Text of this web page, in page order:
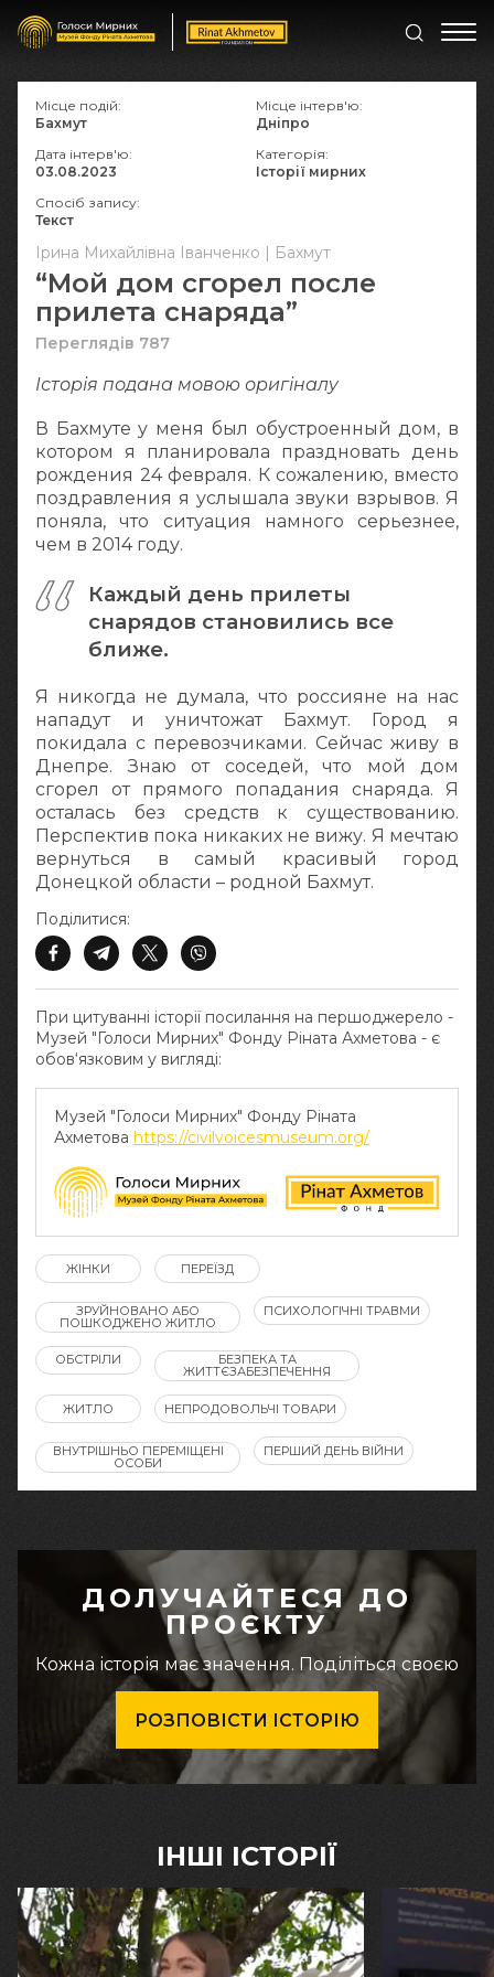
Ірина Михайлівна Іванченко | Бахмут
“Мой дом сгорел после
прилета снаряда”
Переглядів 787
Історія подана мовою оригіналy
В Бахмуте у меня был обустроенный дом, в
котором я планировала праздновать день
рождения 24 февраля. К сожалению, вместо
поздравления я услышала звуки взрывов. Я
поняла, что ситуация намного серьезнее,
чем в 2014 году.
Каждый день прилеты
снарядов становились все
ближе.
Я никогда не думала, что россияне на нас
нападут и уничтожат Бахмут. Город я
покидала с перевозчиками. Сейчас живу в
Днепре. Знаю от соседей, что мой дом
сгорел от прямого попадания снаряда. Я
осталась без средств к существованию.
Перспектив пока никаких не вижу. Я мечтаю
вернуться в самый красивый город
Донецкой области – родной Бахмут.
При цитуванні історії посилання на першоджерело -
Музей "Голоси Мирних" Фонду Ріната Ахметова - є
обов‘язковим у вигляді:
Музей "Голоси Мирних" Фонду Ріната
Ахметова https://civilvoicesmuseum.org/
Поділитися:
Місце подій:
Бахмут
Місце інтерв'ю:
Дніпро
Дата інтерв'ю:
03.08.2023
Категорія:
Історії мирних
Спосіб запису:
Текст
ЖІНКИ ПЕРЕЇЗД
ЗРУЙНОВАНО АБО
ПОШКОДЖЕНО ЖИТЛО
ПСИХОЛОГІЧНІ ТРАВМИ
ОБСТРІЛИ БЕЗПЕКА ТА
ЖИТТЄЗАБЕЗПЕЧЕННЯ
ЖИТЛО НЕПРОДОВОЛЬЧІ ТОВАРИ
ВНУТРІШНЬО ПЕРЕМІЩЕНІ
ОСОБИ
ПЕРШИЙ ДЕНЬ ВІЙНИ
ДОЛУЧАЙТЕСЯ ДО
ПРОЄКТУ
Кожна історія має значення. Поділіться своєю
РОЗПОВІСТИ ІСТОРІЮ
ІНШІ ІСТОРІЇ